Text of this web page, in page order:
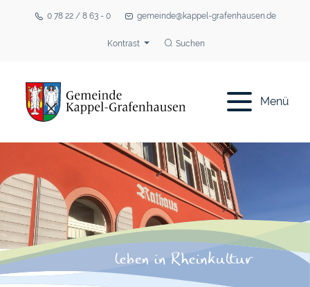
0 78 22 / 8 63 - 0 gemeinde@kappel-grafenhausen.de
Kontrast Suchen
Menü